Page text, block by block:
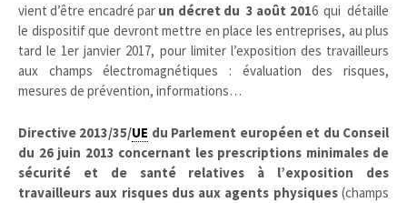
vient d’être encadré par un décret du 3 août 2016 qui détaille
le dispositif que devront mettre en place les entreprises, au plus
tard le 1er janvier 2017, pour limiter l’exposition des travailleurs
aux champs électromagnétiques : évaluation des risques,
mesures de prévention, informations…
Directive 2013/35/UE du Parlement européen et du Conseil
du 26 juin 2013 concernant les prescriptions minimales de
sécurité et de santé relatives à l’exposition des
travailleurs aux risques dus aux agents physiques(champs